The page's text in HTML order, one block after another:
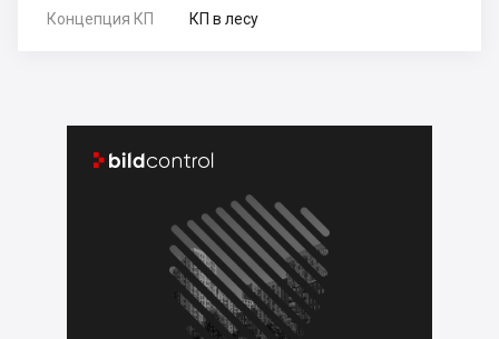
Концепция КП КП в лесу
 